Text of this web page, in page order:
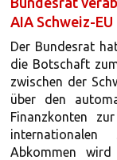
AIA Schweiz-EU
Der Bundesrat
die Botschaft
zwischen der
über den
Finanzkonten
internationalen
Abkommen wird